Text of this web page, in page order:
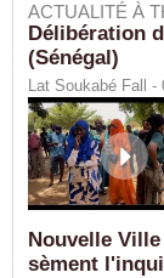
ACTUALITÉ À
Délibération
(Sénégal)
Lat Soukabé Fall -
Nouvelle
sèment